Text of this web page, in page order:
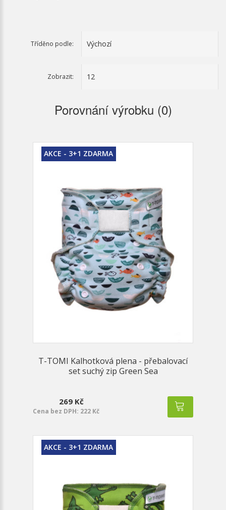
Tříděno podle:
Zobrazit:
Porovnání výrobku (0)
AKCE - 3+1 ZDARMA
T-TOMI Kalhotková plena - přebalovací
set suchý zip Green Sea
269 Kč
Cena bez DPH: 222 Kč
AKCE - 3+1 ZDARMA